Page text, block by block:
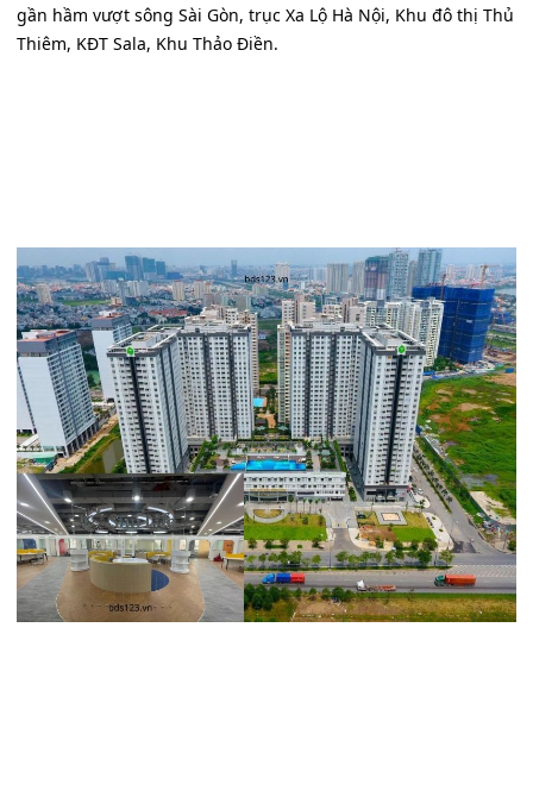
gần hầm vượt sông Sài Gòn, trục Xa Lộ Hà Nội, Khu đô thị Thủ
Thiêm, KĐT Sala, Khu Thảo Điền.